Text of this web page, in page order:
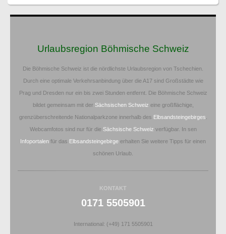
Urlaubsregion Böhmische Schweiz
Die Böhmische Schweiz ist die nördlichste Urlaubsregion von Tschechien.
Durch eine optimale Verkehrsanbindung über die A17 sind Großstädte wie
Prag und Dresden nur ein bis zwei Stunden entfernt. Die Böhmische Schweiz
bildet gemeinsam mit der Sächsischen Schweiz eine großflächige,
grenzüberschreitende Nationalparkzone innerhalb des Elbsandsteingebirges
Webcamfotos sind nur für die Sächsische Schweiz verfügbar. In sen
Infoportalen für das Elbsandsteingebirge erhalten Sie weitere Tipps für einen
schönen Urlaub.
KONTAKT
0171 5505901
International: (+49) 171 5505901